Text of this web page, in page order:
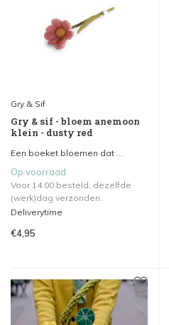
Gry & Sif
Gry & sif - bloem anemoon
klein - dusty red
Een boeket bloemen dat ...
Op voorraad
Voor 14.00 besteld, dezelfde
(werk)dag verzonden.
Deliverytime
€4,95